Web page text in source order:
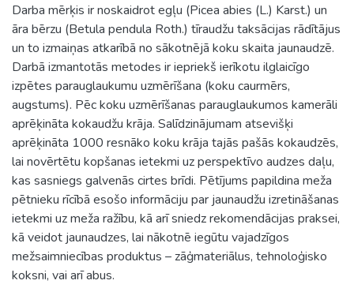
Darba mērķis ir noskaidrot egļu (Picea abies (L.) Karst.) un
āra bērzu (Betula pendula Roth.) tīraudžu taksācijas rādītājus
un to izmaiņas atkarībā no sākotnējā koku skaita jaunaudzē.
Darbā izmantotās metodes ir iepriekš ierīkotu ilglaicīgo
izpētes parauglaukumu uzmērīšana (koku caurmērs,
augstums). Pēc koku uzmērīšanas parauglaukumos kamerāli
aprēķināta kokaudžu krāja. Salīdzinājumam atsevišķi
aprēķināta 1000 resnāko koku krāja tajās pašās kokaudzēs,
lai novērtētu kopšanas ietekmi uz perspektīvo audzes daļu,
kas sasniegs galvenās cirtes brīdi. Pētījums papildina meža
pētnieku rīcībā esošo informāciju par jaunaudžu izretināšanas
ietekmi uz meža ražību, kā arī sniedz rekomendācijas praksei,
kā veidot jaunaudzes, lai nākotnē iegūtu vajadzīgos
mežsaimniecības produktus – zāģmateriālus, tehnoloģisko
koksni, vai arī abus.